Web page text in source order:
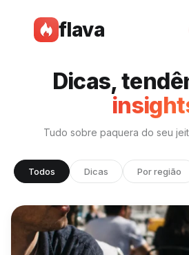
flava
Dicas,
Tudo sobre paquera do seu
Todos Dicas Por região